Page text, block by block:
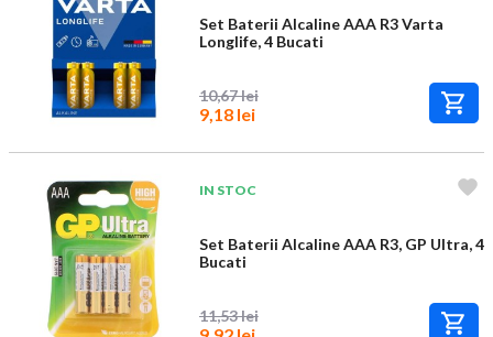
Set Baterii Alcaline AAA R3 Varta
Longlife, 4 Bucati
10,67 lei
9,18 lei
IN STOC
Set Baterii Alcaline AAA R3, GP Ultra, 4
Bucati
11,53 lei